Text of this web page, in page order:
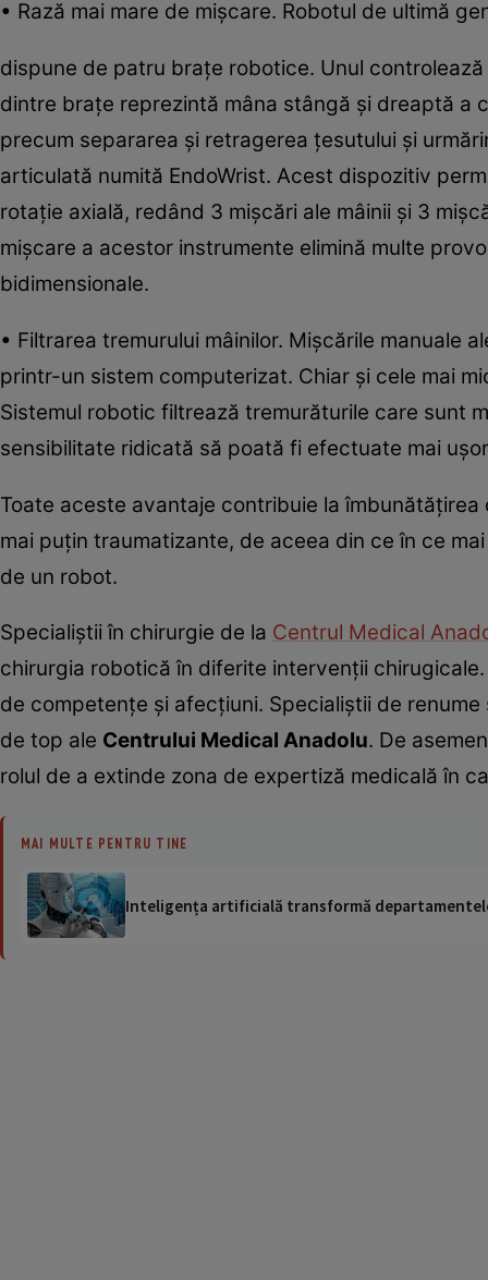
• Rază mai mare de mişcare. Robotul de ultimă
dispune de patru braţe robotice. Unul
dintre braţe reprezintă mâna stângă şi dreaptă a
precum separarea şi retragerea ţesutului şi
articulată numită EndoWrist. Acest dispozitiv
rotaţie axială, redând 3 mişcări ale mâinii şi 3
mişcare a acestor instrumente elimină multe
bidimensionale.
• Filtrarea tremurului mâinilor. Mişcările manuale
printr-un sistem computerizat. Chiar şi cele mai
Sistemul robotic filtrează tremurăturile care sunt
sensibilitate ridicată să poată fi efectuate mai
Toate aceste avantaje contribuie la
mai puţin traumatizante, de aceea din ce în ce
de un robot.
Specialiştii în chirurgie de la Centrul Medical
chirurgia robotică în diferite intervenţii
de competenţe şi afecţiuni. Specialiştii de
de top ale Centrului Medical Anadolu. De
rolul de a extinde zona de expertiză medicală în
MAI MULTE PENTRU TINE
Inteligența artificială transformă